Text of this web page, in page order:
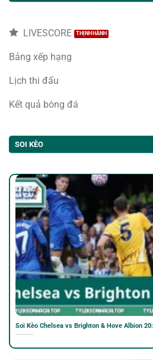
LIVESCORE
Bảng xếp hạng
Lịch thi đấu
Kết quả bóng đá
SOI KÈO
Soi Kèo Chelsea vs Brighton & Hove Albion